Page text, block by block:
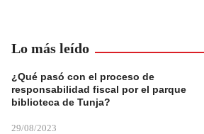
Lo más leído
¿Qué pasó con el proceso de
responsabilidad fiscal por el parque
biblioteca de Tunja?
29/08/2023